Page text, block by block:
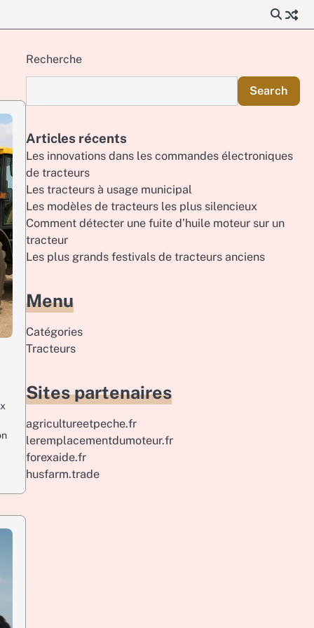
Recherche
Search
Articles récents
Les innovations dans les commandes électroniques
de tracteurs
Les tracteurs à usage municipal
Les modèles de tracteurs les plus silencieux
Comment détecter une fuite d’huile moteur sur un
tracteur
Les plus grands festivals de tracteurs anciens
Menu
Catégories
Tracteurs
Sites partenaires
agricultureetpeche.fr
leremplacementdumoteur.fr
forexaide.fr
husfarm.trade